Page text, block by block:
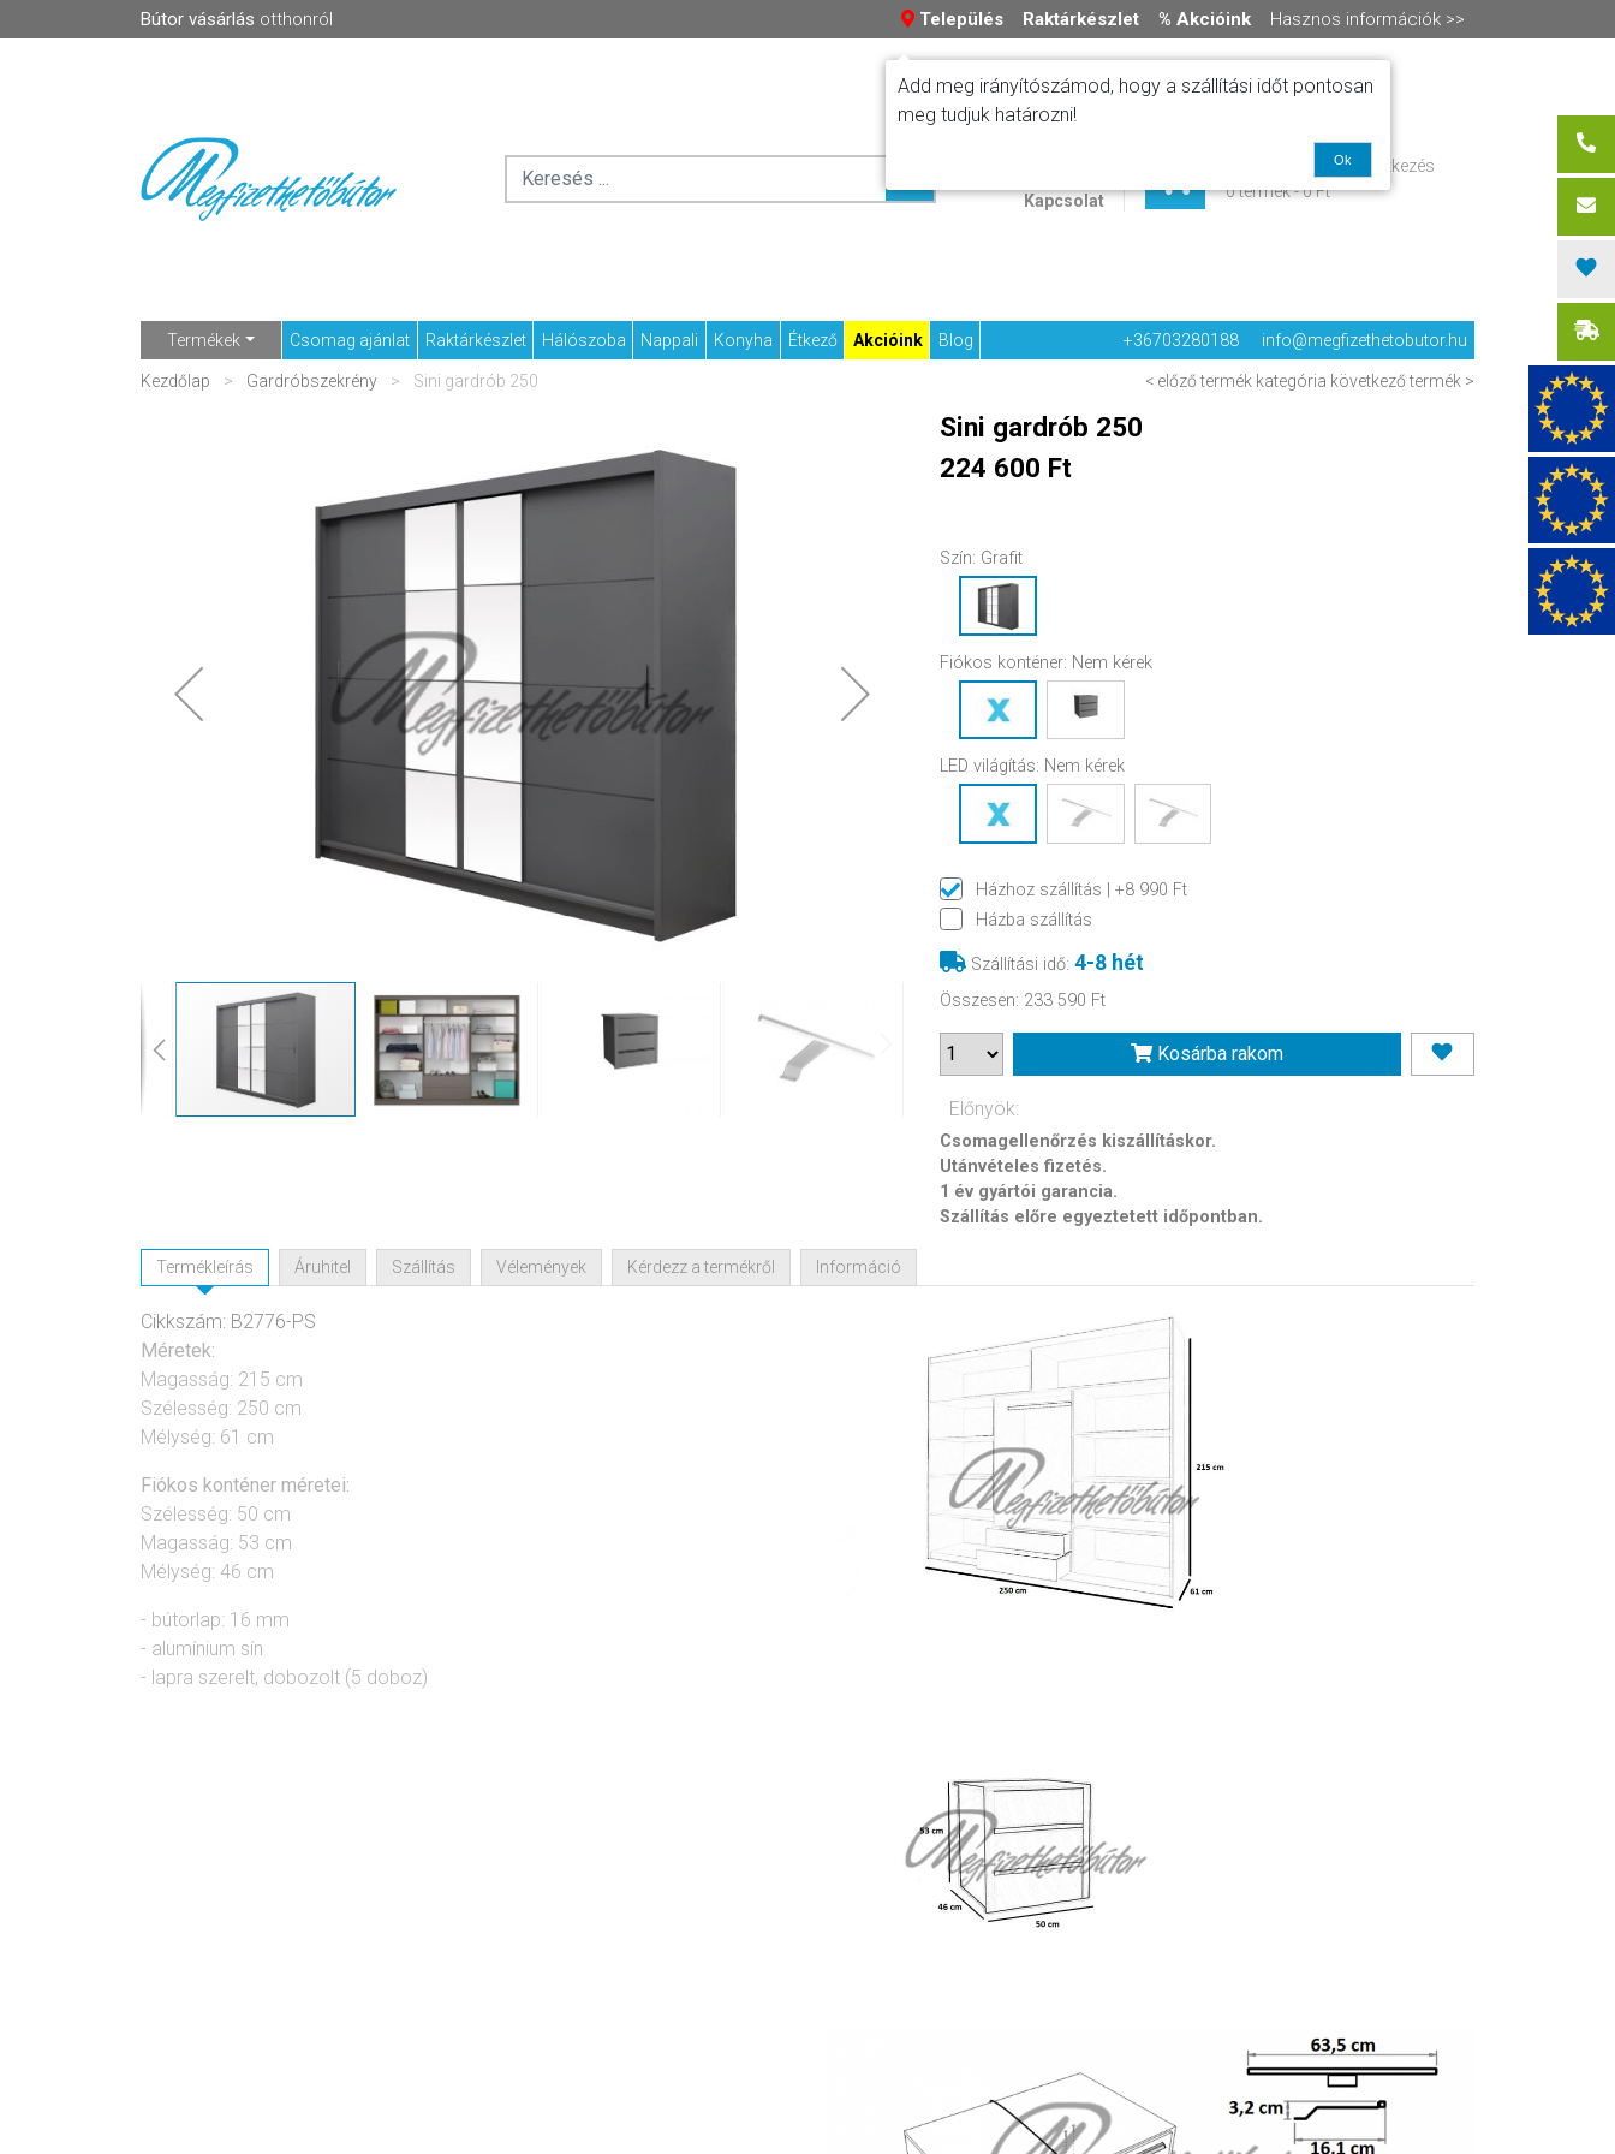
Bútor vásárlás otthonról Település Raktárkészlet % Akcióink Hasznos információk >>
Kapcsolat
Regisztráció / bejelentkezés
0 termék-0 Ft
Termékek Csomag ajánlat Raktárkészlet Hálószoba Nappali Konyha Étkező Akcióink Blog +36703280188 info@megfizethetobutor.hu
Kezdőlap Gardróbszekrény Sini gardrób 250 < előző termék kategória következő termék >
Sini gardrób 250
224 600 Ft
Szín: Grafit
Fiókos konténer: Nem kérek
LED világítás: Nem kérek
Házhoz szállítás
| +8 990 Ft
Házba szállítás
Szállítási idő: 4-8 hét
Összesen: 233 590 Ft
Kosárba rakom
Előnyök:
Csomagellenőrzés kiszállításkor.
Utánvételes fizetés.
1 év gyártói garancia.
Szállítás előre egyeztetett időpontban.
Termékleírás Áruhitel Szállítás Vélemények Kérdezz a termékről Információ
Cikkszám: B2776-PS
Méretek:
Magasság: 215 cm
Szélesség: 250 cm
Mélység: 61 cm
Fiókos konténer méretei:
Szélesség: 50 cm
Magasság: 53 cm
Mélység: 46 cm
- bútorlap: 16 mm
- alumínium sín
- lapra szerelt, dobozolt (5 doboz)
Add meg irányítószámod, hogy a szállítási időt pontosan
meg tudjuk határozni!
Ok